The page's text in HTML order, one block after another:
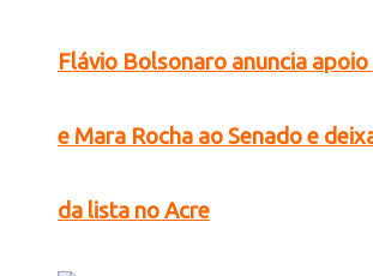
Flávio Bolsonaro anuncia
e Mara Rocha ao Senado e
da lista no Acre